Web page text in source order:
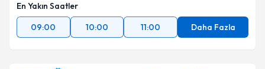
En Yakın Saatler
09:00
10:00 11:00 Daha Fazla